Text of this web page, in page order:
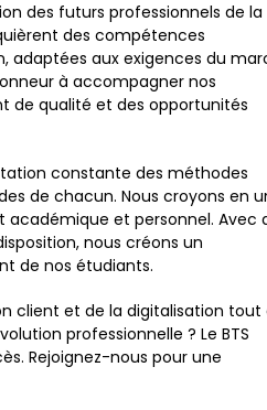
des futurs professionnels de la
des compétences
adaptées aux exigences du
à accompagner nos
de qualité et des opportunités
constante des méthodes
de chacun. Nous croyons en
académique et personnel. Avec
nous créons un
de nos étudiants.
client et de la digitalisation tout
professionnelle ? Le BTS
Rejoignez-nous pour une